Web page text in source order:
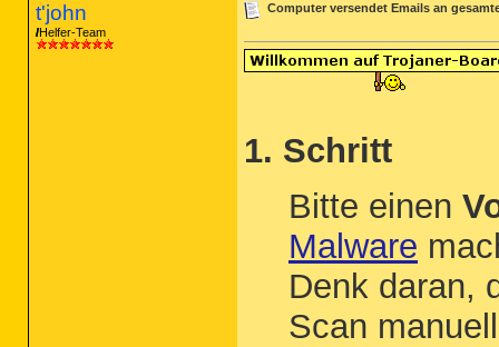
t'john
Helfer-Team
Computer versendet Emails an
1. Schritt
Bitte einen
Malware
Denk daran,
Scan